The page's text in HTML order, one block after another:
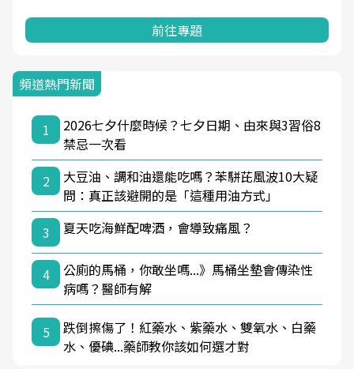
前往專題
頻道熱門新聞
1
2026七夕什麼時候？七夕日期、由來與3習俗8
禁忌一次看
2
大豆油、調和油還能吃嗎？苯駢芘風波10大疑
問：真正該避開的是「這種用油方式」
3
夏天吃海鮮配啤酒，會導致痛風？
4
公廁的馬桶，你敢坐嗎...》馬桶坐墊會傳染性
病嗎？醫師有解
5
跌倒擦傷了！紅藥水、紫藥水、雙氧水、白藥
水、優碘...藥師教你該如何選才對